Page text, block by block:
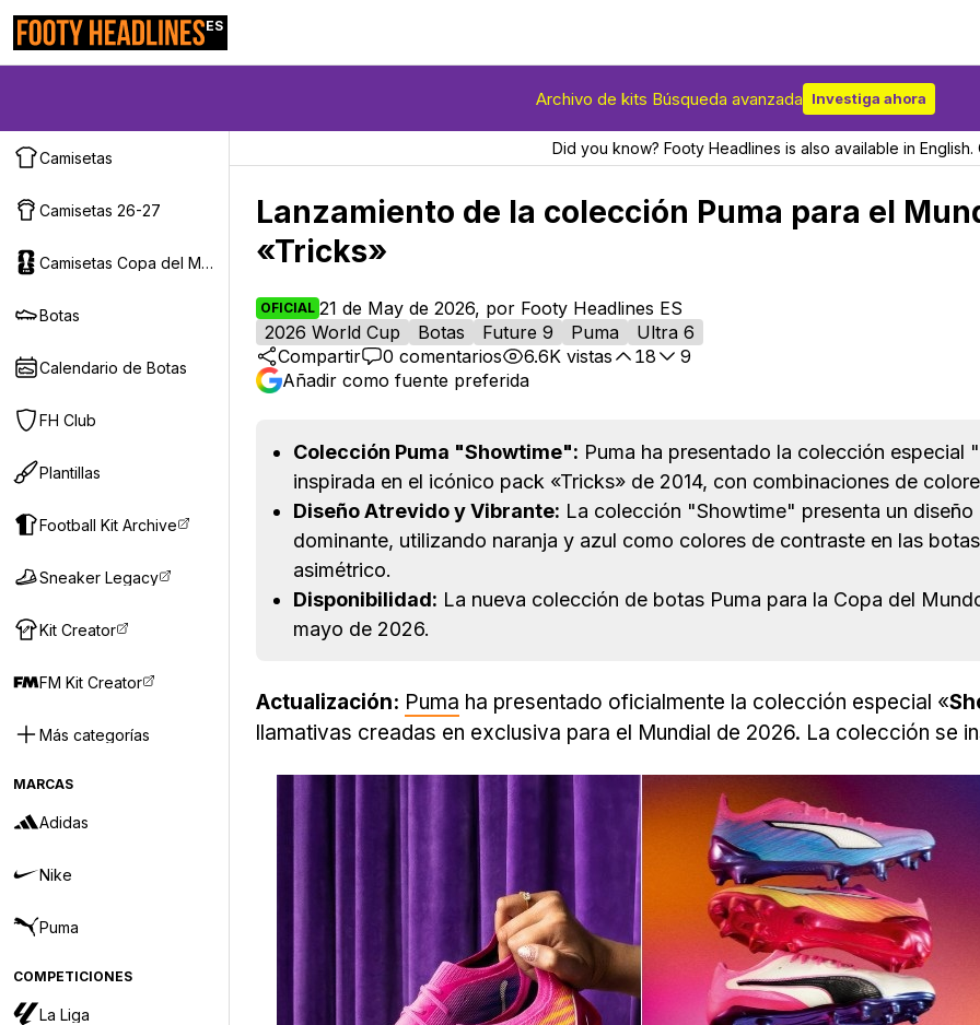
ES
Archivo de kits Búsqueda avanzada Investiga ahora
Camisetas
Camisetas 26-27
Camisetas Copa del Mundo 2026
Botas
Calendario de Botas
FH Club
Plantillas
Football Kit Archive
Sneaker Legacy
Kit Creator
FM Kit Creator
Más categorías
MARCAS
Adidas
Nike
Puma
COMPETICIONES
La Liga
Did you know? Footy Headlines is also available in
Lanzamiento de la colección Puma para el
«Tricks»
OFICIAL 21 de May de 2026, por Footy Headlines ES
2026 World Cup
Botas Future 9 Puma
Ultra 6
Compartir
0 comentarios 6.6K vistas 18
9
Añadir como fuente preferida
Colección Puma "Showtime": Puma ha presentado la colección
inspirada en el icónico pack «Tricks» de 2014, con combinaciones de
Diseño Atrevido y Vibrante: La colección "Showtime" presenta un
dominante, utilizando naranja y azul como colores de contraste en las
asimétrico.
Disponibilidad: La nueva colección de botas Puma para la Copa del
mayo de 2026.
Actualización: Puma ha presentado oficialmente la colección especial «
llamativas creadas en exclusiva para el Mundial de 2026. La colección se